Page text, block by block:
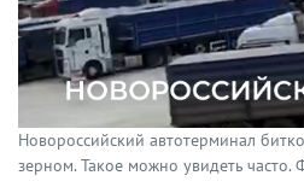
Новороссийский автотерминал
зерном. Такое можно увидеть часто.